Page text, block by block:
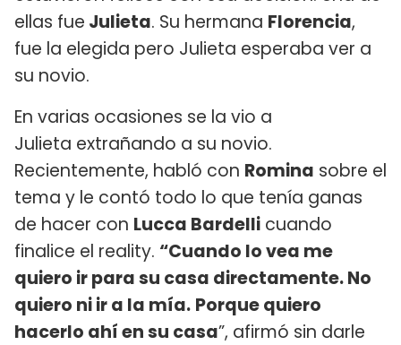
ellas fue Julieta. Su hermana Florencia,
fue la elegida pero Julieta esperaba ver a
su novio.
En varias ocasiones se la vio a
Julieta extrañando a su novio.
Recientemente, habló con Romina sobre el
tema y le contó todo lo que tenía ganas
de hacer con Lucca Bardelli cuando
finalice el reality. “Cuando lo vea me
quiero ir para su casa directamente. No
quiero ni ir a la mía. Porque quiero
hacerlo ahí en su casa”, afirmó sin darle